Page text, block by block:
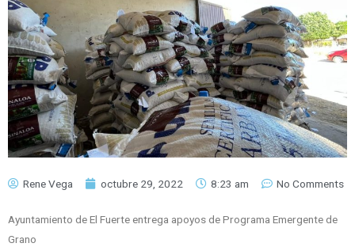
Rene Vega octubre 29, 2022 8:23 am No Comments
Ayuntamiento de El Fuerte entrega apoyos de Programa Emergente de
Grano